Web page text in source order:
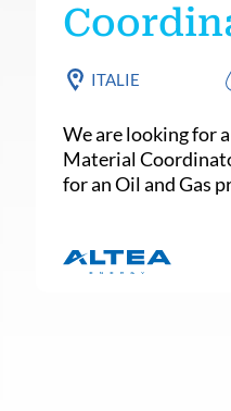
ITALIE
We are looking for
Material
for an Oil and Gas